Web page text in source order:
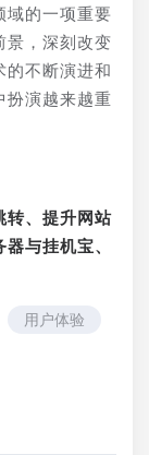
域的一项重要
景，深刻改变
的不断演进和
扮演越来越重
转、提升网站
与挂机宝、
用户体验